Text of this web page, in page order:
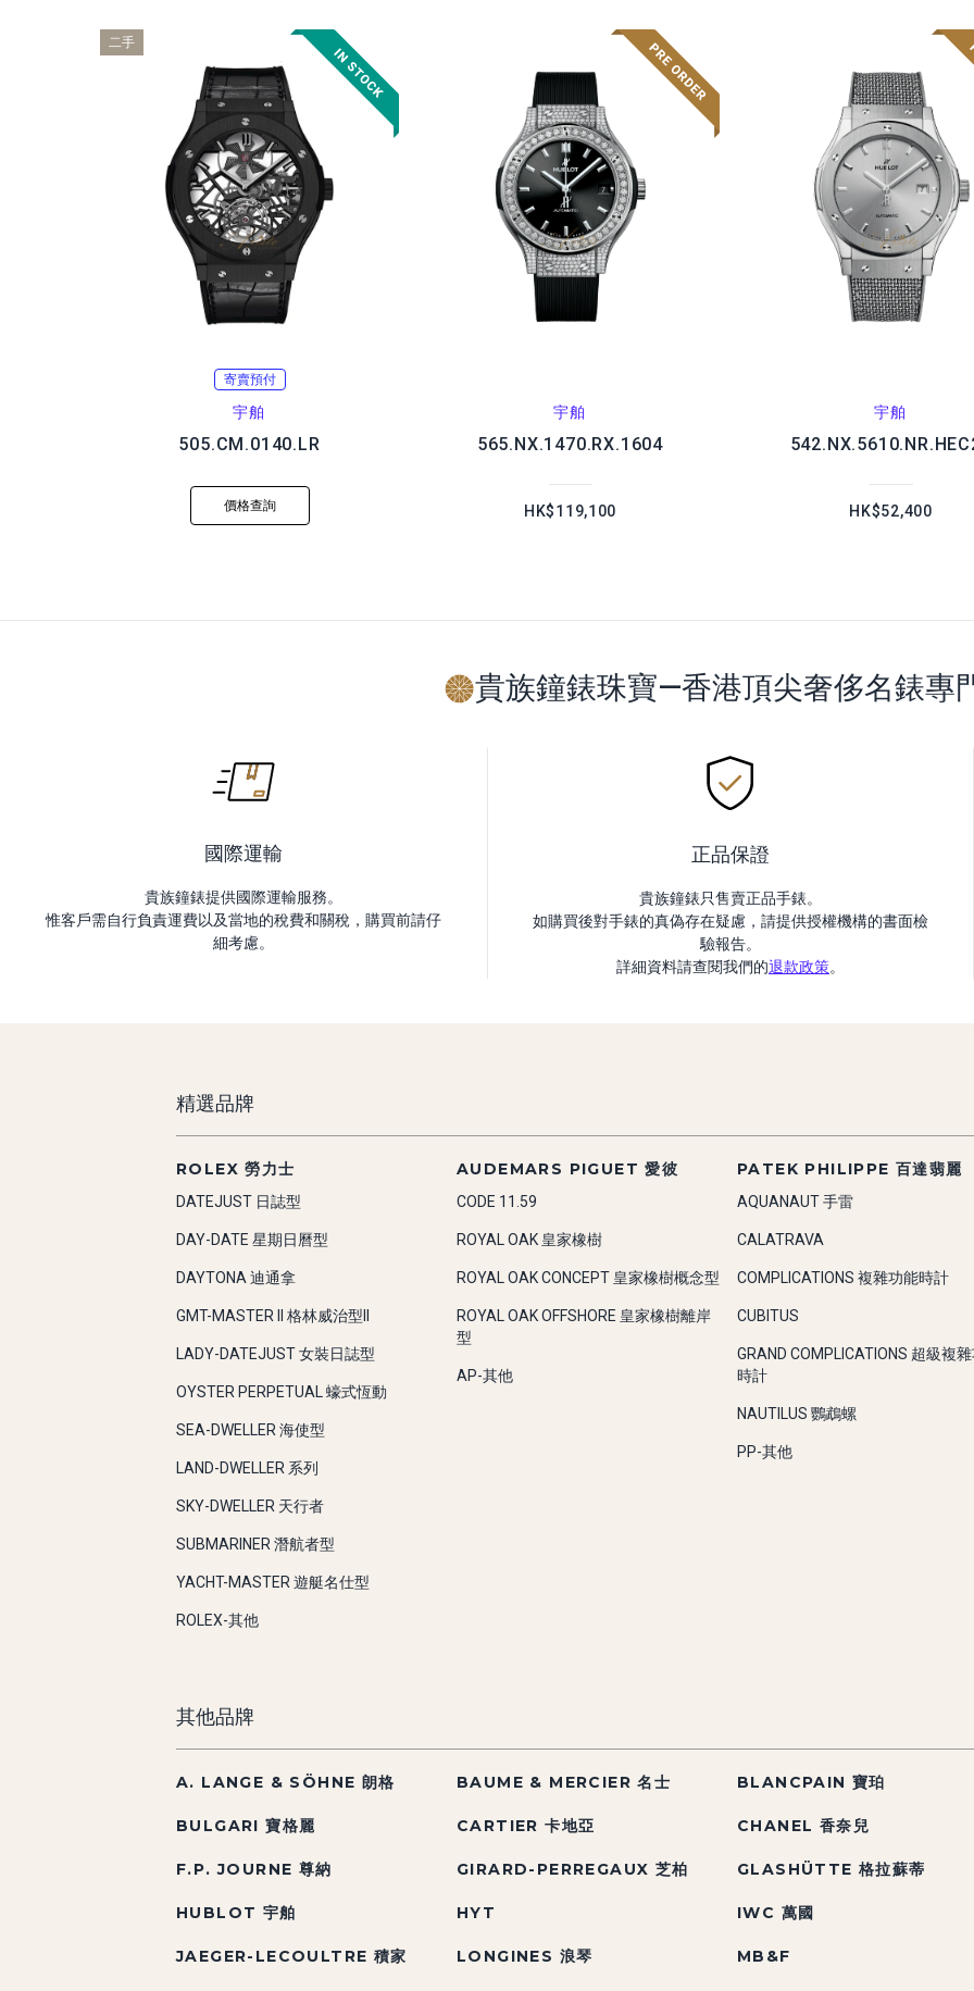
二手
寄賣預付
宇舶
505.CM.0140.LR
價格查詢
宇舶
565.NX.1470.RX.1604
HK$119,100
宇舶
HK$52,400
貴族鐘錶珠寶—香港頂尖奢侈名錶專
國際運輸
貴族鐘錶提供國際運輸服務。
惟客戶需自行負責運費以及當地的稅費和關稅，購買前請仔
細考慮。
正品保證
貴族鐘錶只售賣正品手錶。
如購買後對手錶的真偽存在疑慮，請提供授權機構的書面檢
驗報告。
詳細資料請查閱我們的退款政策。
精選品牌
ROLEX 勞力士
DATEJUST 日誌型
DAY-DATE 星期日曆型
DAYTONA 迪通拿
GMT-MASTER II 格林威治型II
LADY-DATEJUST 女裝日誌型
OYSTER PERPETUAL 蠔式恆動
SEA-DWELLER 海使型
LAND-DWELLER 系列
SKY-DWELLER 天行者
SUBMARINER 潛航者型
YACHT-MASTER 遊艇名仕型
ROLEX-其他
AUDEMARS PIGUET 愛彼
CODE 11.59
ROYAL OAK 皇家橡樹
ROYAL OAK CONCEPT 皇家橡樹概念型
ROYAL OAK OFFSHORE 皇家橡樹離岸
型
AP-其他
PATEK PHILIPPE 百達翡麗
AQUANAUT 手雷
CALATRAVA
COMPLICATIONS 複雜功能時計
CUBITUS
GRAND COMPLICATIONS 超級複
時計
NAUTILUS 鸚鵡螺
PP-其他
其他品牌
A. LANGE & SÖHNE 朗格 BAUME & MERCIER 名士 BLANCPAIN 寶珀
BULGARI 寶格麗 CARTIER 卡地亞 CHANEL 香奈兒
F.P. JOURNE 尊納 GIRARD-PERREGAUX 芝柏 GLASHÜTTE 格拉蘇蒂
HUBLOT 宇舶 HYT IWC 萬國
JAEGER-LECOULTRE 積家 LONGINES 浪琴 MB&F